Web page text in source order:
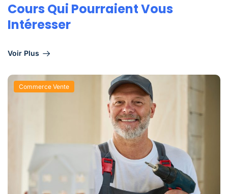
Cours Qui Pourraient Vous
Intéresser
Voir Plus
Commerce Vente